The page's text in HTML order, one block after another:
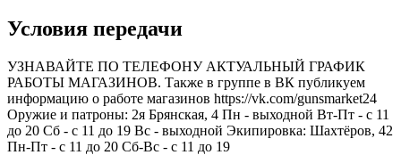
Условия передачи
УЗНАВАЙТЕ ПО ТЕЛЕФОНУ АКТУАЛЬНЫЙ ГРАФИК
РАБОТЫ МАГАЗИНОВ. Также в группе в ВК публикуем
информацию о работе магазинов https://vk.com/gunsmarket24
Оружие и патроны: 2я Брянская, 4 Пн - выходной Вт-Пт - с 11
до 20 Сб - с 11 до 19 Вс - выходной Экипировка: Шахтёров, 42
Пн-Пт - с 11 до 20 Сб-Вс - с 11 до 19